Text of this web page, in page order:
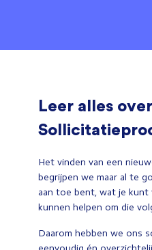
Leer alles
Het vinden van een
begrijpen we maar al te
aan toe bent, wat je kunt
kunnen helpen om die
Daarom hebben we ons